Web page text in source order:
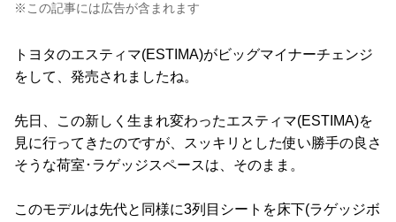
※この記事には広告が含まれます
トヨタのエスティマ(ESTIMA)がビッグマイナーチェンジ
をして、発売されましたね。
先日、この新しく生まれ変わったエスティマ(ESTIMA)を
見に行ってきたのですが、スッキリとした使い勝手の良さ
そうな荷室･ラゲッジスペースは、そのまま。
このモデルは先代と同様に3列目シートを床下(ラゲッジボ